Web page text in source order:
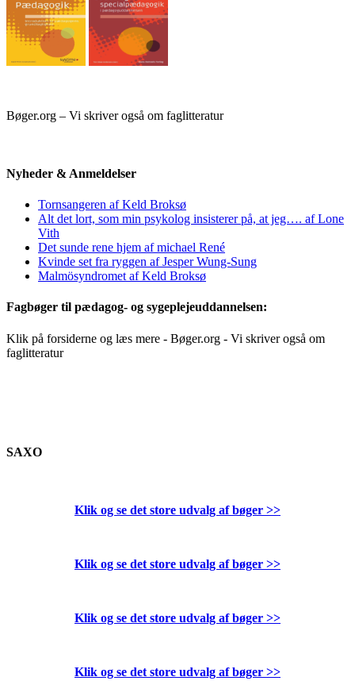
Bøger.org – Vi skriver også om faglitteratur
Nyheder & Anmeldelser
Tornsangeren af Keld Broksø
Alt det lort, som min psykolog insisterer på, at jeg…. af Lone
Vith
Det sunde rene hjem af michael René
Kvinde set fra ryggen af Jesper Wung-Sung
Malmösyndromet af Keld Broksø
Fagbøger til pædagog- og sygeplejeuddannelsen:
Klik på forsiderne og læs mere - Bøger.org - Vi skriver også om
faglitteratur
SAXO
Klik og se det store udvalg af bøger >>
Klik og se det store udvalg af bøger >>
Klik og se det store udvalg af bøger >>
Klik og se det store udvalg af bøger >>